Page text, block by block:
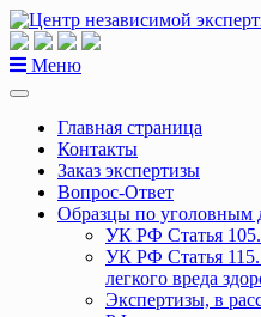
Перейти
к
содержанию
Меню
Главная страница
Контакты
Заказ экспертизы
Вопрос-Ответ
Образцы по уголовным
УК РФ Статья
УК РФ Статья
легкого вреда
Экспертизы, в